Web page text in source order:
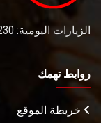
الزيارات اليومية: 230
روابط تهمك
خريطة الموقع